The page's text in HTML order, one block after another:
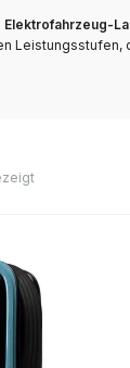
Elektrofahrzeug-
Leistungsstufen,